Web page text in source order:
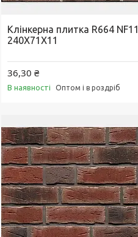
Купити
Клінкерна плитка R664 NF11
240X71X11
36,30 ₴
В наявності Оптом і в роздріб